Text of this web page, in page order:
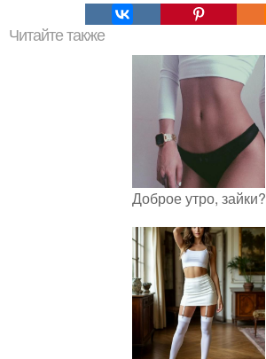
Читайте также
Доброе утро, зайки?